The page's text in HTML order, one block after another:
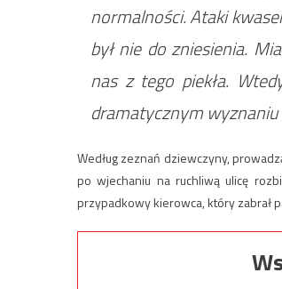
normalności. Ataki
był nie do zniesienia.
nas z tego piekła.
dramatycznym wyznaniu
Według zeznań dziewczyny,
po wjechaniu na ruchliwą ulicę
przypadkowy kierowca, który zabrał